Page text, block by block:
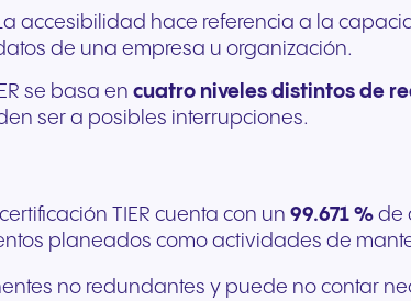
accesibilidad hace referencia a la
de una empresa u organización.
se basa en cuatro niveles distintos de
ser a posibles interrupciones.
TIER cuenta con un 99.671 % de
planeados como actividades de
no redundantes y puede no contar